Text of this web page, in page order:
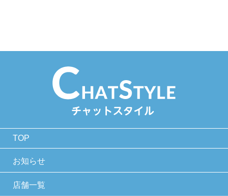
第5条（個人情報の第三者提供）
当社は，次に掲げる場合を除いて，あらかじめ
ユーザーの同意を得ることなく，第三者に個人
情報を提供することはありません。ただし，個
人情報保護法その他の法令で認められる場合を
要がある場合であって，本人の同意を得るこ
TOP
お知らせ
店舗一覧